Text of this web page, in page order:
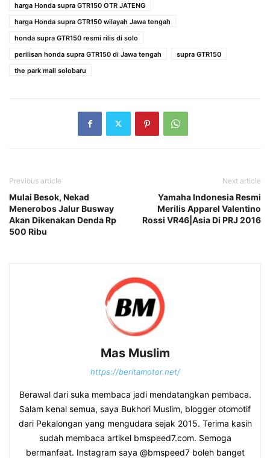
harga Honda supra GTR150 OTR JATENG
harga Honda supra GTR150 wilayah Jawa tengah
honda supra GTR150 resmi rilis di solo
perilisan honda supra GTR150 di Jawa tengah
supra GTR150
the park mall solobaru
Previous article
Mulai Besok, Nekad
Menerobos Jalur Busway
Akan Dikenakan Denda Rp
500 Ribu
Next article
Yamaha Indonesia Resmi
Merilis Apparel Valentino
Rossi VR46|Asia Di PRJ 2016
Mas Muslim
https://beritamotor.net/
Berawal dari suka membaca jadi mendatangkan pembaca.
Salam kenal semua, saya Bukhori Muslim, blogger otomotif
dari Pekalongan yang mengudara sejak 2015. Terima kasih
sudah membaca artikel bmspeed7.com. Semoga
bermanfaat. Instagram saya @bmspeed7 boleh banget